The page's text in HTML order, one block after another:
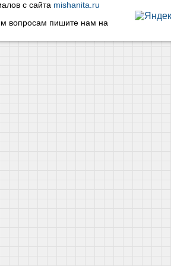
с сайта mishanita.ru
вопросам пишите нам на